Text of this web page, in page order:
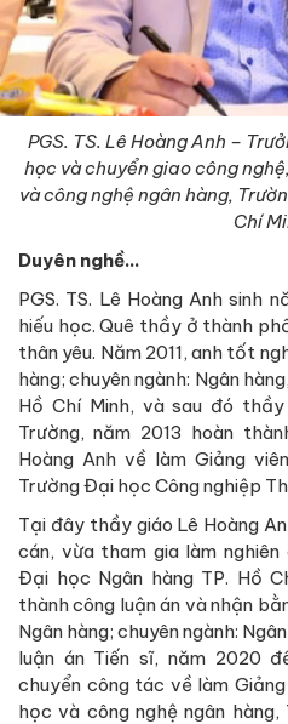
PGS. TS. Lê Hoàng Anh –
học và chuyển giao công
và công nghệ ngân hàng,
Chí
Duyên nghề…
PGS. TS. Lê Hoàng Anh sinh
hiếu học. Quê thầy ở thành
thân yêu. Năm 2011, anh tốt
hàng; chuyên ngành: Ngân
Hồ Chí Minh, và sau đó
Trường, năm 2013 hoàn
Hoàng Anh về làm Giảng
Trường Đại học Công nghiệp
Tại đây thầy giáo Lê Hoàng
cán, vừa tham gia làm
Đại học Ngân hàng TP. Hồ
thành công luận án và nhận
Ngân hàng; chuyên ngành:
luận án Tiến sĩ, năm 2020
chuyển công tác về làm
học và công nghệ ngân